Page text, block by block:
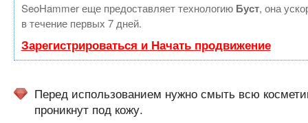
SeoHammer еще предоставляет технологию Буст, она
в течение первых 7 дней.
Зарегистрироваться и Начать продвижение
Перед использованием нужно смыть всю
проникнут под кожу.